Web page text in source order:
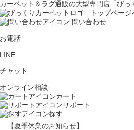
カーペット＆ラグ通販の大型専門店「びっ
問い合わせ
お電話
LINE
チャット
オンライン相談
カート
サポート
探す
【夏季休業のお知らせ】